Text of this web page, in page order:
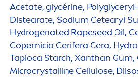
Acetate, glycérine,
Distearate, Sodium Cetearyl
Hydrogenated Rapeseed Oil,
Copernicia Cerifera Cera, Hydro
Tapioca Starch, Xanthan Gum,
Microcrystalline Cellulose,